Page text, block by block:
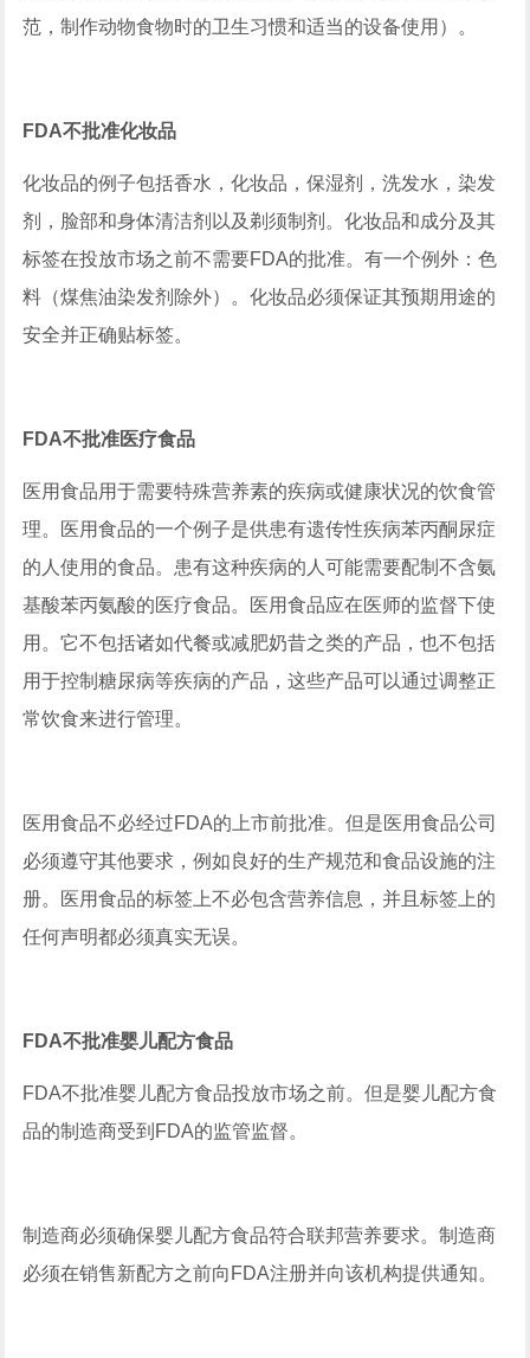
范，制作动物食物时的卫生习惯和适当的设备使用）。
FDA不批准化妆品
化妆品的例子包括香水，化妆品，保湿剂，洗发水，染发
剂，脸部和身体清洁剂以及剃须制剂。化妆品和成分及其
标签在投放市场之前不需要FDA的批准。有一个例外：色
料（煤焦油染发剂除外）。化妆品必须保证其预期用途的
安全并正确贴标签。
FDA不批准医疗食品
医用食品用于需要特殊营养素的疾病或健康状况的饮食管
理。医用食品的一个例子是供患有遗传性疾病苯丙酮尿症
的人使用的食品。患有这种疾病的人可能需要配制不含氨
基酸苯丙氨酸的医疗食品。医用食品应在医师的监督下使
用。它不包括诸如代餐或减肥奶昔之类的产品，也不包括
用于控制糖尿病等疾病的产品，这些产品可以通过调整正
常饮食来进行管理。
医用食品不必经过FDA的上市前批准。但是医用食品公司
必须遵守其他要求，例如良好的生产规范和食品设施的注
册。医用食品的标签上不必包含营养信息，并且标签上的
任何声明都必须真实无误。
FDA不批准婴儿配方食品
FDA不批准婴儿配方食品投放市场之前。但是婴儿配方食
品的制造商受到FDA的监管监督。
制造商必须确保婴儿配方食品符合联邦营养要求。制造商
必须在销售新配方之前向FDA注册并向该机构提供通知。